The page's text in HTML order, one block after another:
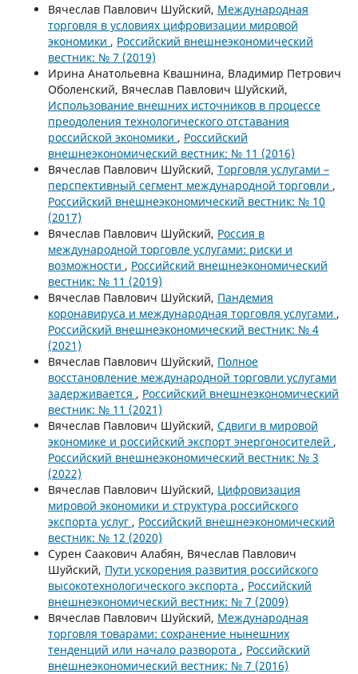
Вячеслав Павлович Шуйский, Международная
торговля в условиях цифровизации мировой
экономики , Российский внешнеэкономический
вестник: № 7 (2019)
Ирина Анатольевна Квашнина, Владимир Петрович
Оболенский, Вячеслав Павлович Шуйский,
Использование внешних источников в процессе
преодоления технологического отставания
российской экономики , Российский
внешнеэкономический вестник: № 11 (2016)
Вячеслав Павлович Шуйский, Торговля услугами –
перспективный сегмент международной торговли ,
Российский внешнеэкономический вестник: № 10
(2017)
Вячеслав Павлович Шуйский, Россия в
международной торговле услугами: риски и
возможности , Российский внешнеэкономический
вестник: № 11 (2019)
Вячеслав Павлович Шуйский, Пандемия
коронавируса и международная торговля услугами ,
Российский внешнеэкономический вестник: № 4
(2021)
Вячеслав Павлович Шуйский, Полное
восстановление международной торговли услугами
задерживается , Российский внешнеэкономический
вестник: № 11 (2021)
Вячеслав Павлович Шуйский, Сдвиги в мировой
экономике и российский экспорт энергоносителей ,
Российский внешнеэкономический вестник: № 3
(2022)
Вячеслав Павлович Шуйский, Цифровизация
мировой экономики и структура российского
экспорта услуг , Российский внешнеэкономический
вестник: № 12 (2020)
Сурен Саакович Алабян, Вячеслав Павлович
Шуйский, Пути ускорения развития российского
высокотехнологического экспорта , Российский
внешнеэкономический вестник: № 7 (2009)
Вячеслав Павлович Шуйский, Международная
торговля товарами: сохранение нынешних
тенденций или начало разворота , Российский
внешнеэкономический вестник: № 7 (2016)